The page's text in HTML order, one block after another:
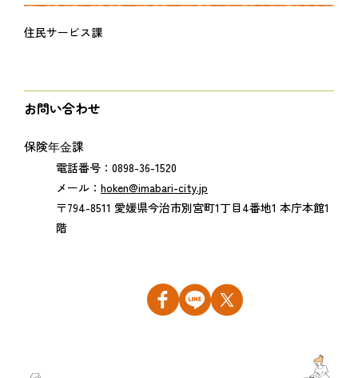
住民サービス課
お問い合わせ
保険年金課
電話番号：0898-36-1520
メール： hoken@imabari-city.jp
〒794-8511 愛媛県今治市別宮町1丁目4番地1 本庁本館1
階